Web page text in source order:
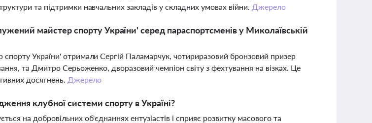
та підтримки навчальних закладів у складних умовах війни. Джерело
майстер спорту України' серед параспортсменів у Миколаївській
України' отримали Сергій Паламарчук, чотириразовий бронзовий призер
та Дмитро Серьоженко, дворазовий чемпіон світу з фехтування на візках. Це
досягнень. Джерело
клубної системи спорту в Україні?
на добровільних об'єднаннях ентузіастів і сприяє розвитку масового та